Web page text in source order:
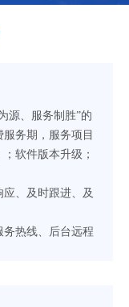
源、服务制胜”的
务期，服务项目
软件版本升级；
、及时跟进、及
热线、后台远程